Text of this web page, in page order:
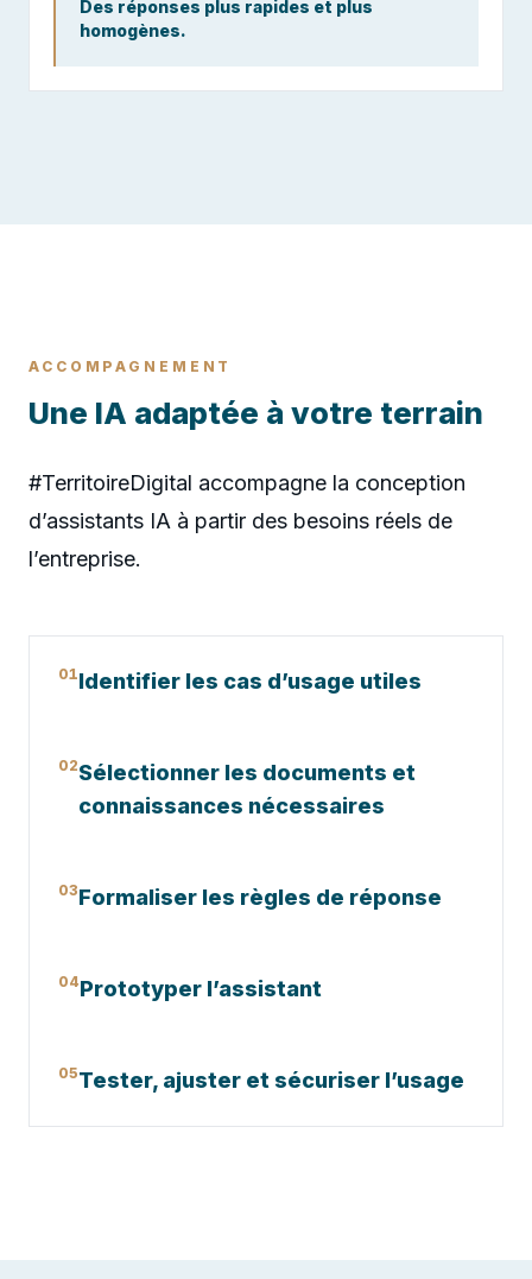
Des réponses plus rapides et plus
homogènes.
ACCOMPAGNEMENT
Une IA adaptée à votre terrain
#TerritoireDigital accompagne la conception
d’assistants IA à partir des besoins réels de
l’entreprise.
01Identifier les cas d’usage utiles
02Sélectionner les documents et
connaissances nécessaires
03Formaliser les règles de réponse
04Prototyper l’assistant
05Tester, ajuster et sécuriser l’usage